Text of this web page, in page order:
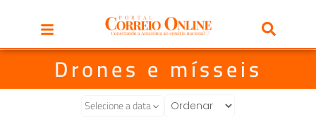
Drones e mísseis
Selecione a data